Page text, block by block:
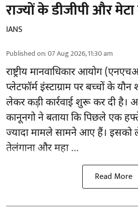
राज्यों के डीजीपी और
IANS
Published on:07 Aug 2026, 11:30 am
राष्ट्रीय मानवाधिकार आयोग
प्लेटफॉर्म इंस्टाग्राम पर बच्चों के
लेकर कड़ी कार्रवाई शुरू कर दी है।
कानूनगो ने बताया कि पिछले एक
ज्यादा मामले सामने आए हैं। इसको
तेलंगाना और महा ...
Read More